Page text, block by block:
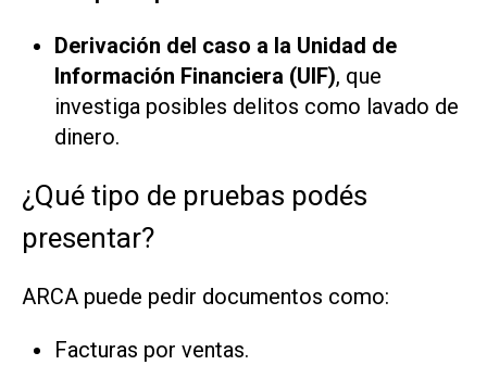
Derivación del caso a la Unidad de
Información Financiera (UIF), que
investiga posibles delitos como lavado de
dinero.
¿Qué tipo de pruebas podés
presentar?
ARCA puede pedir documentos como:
Facturas por ventas.